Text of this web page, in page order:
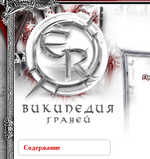
Содержание